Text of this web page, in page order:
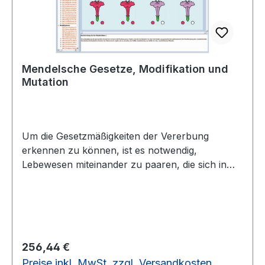
aus der Tumorcytogenetik.Interaktive Lehr- und
Lernmedien auf CD-ROM Erlaeuterung-
Interaktive CD-ROM.pdf
Mendelsche Gesetze, Modifikation und
Mutation
Um die Gesetzmäßigkeiten der Vererbung
erkennen zu können, ist es notwendig,
Lebewesen miteinander zu paaren, die sich in
seines Klosters in Brünn durchgeführt. Er
Regulärer Preis:
256,44 €